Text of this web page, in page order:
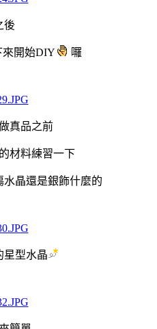
後
來開始DIY 囉
真品之前
材料練習一下
水晶還是銀飾什麼的
星型水晶